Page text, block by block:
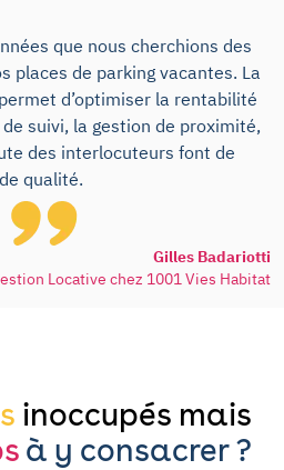
que nous cherchions des
places de parking vacantes. La
d’optimiser la rentabilité
de suivi, la gestion de proximité,
des interlocuteurs font de
qualité.
Gilles Badariotti
Locative chez 1001 Vies Habitat
inoccupés mais
à y consacrer ?